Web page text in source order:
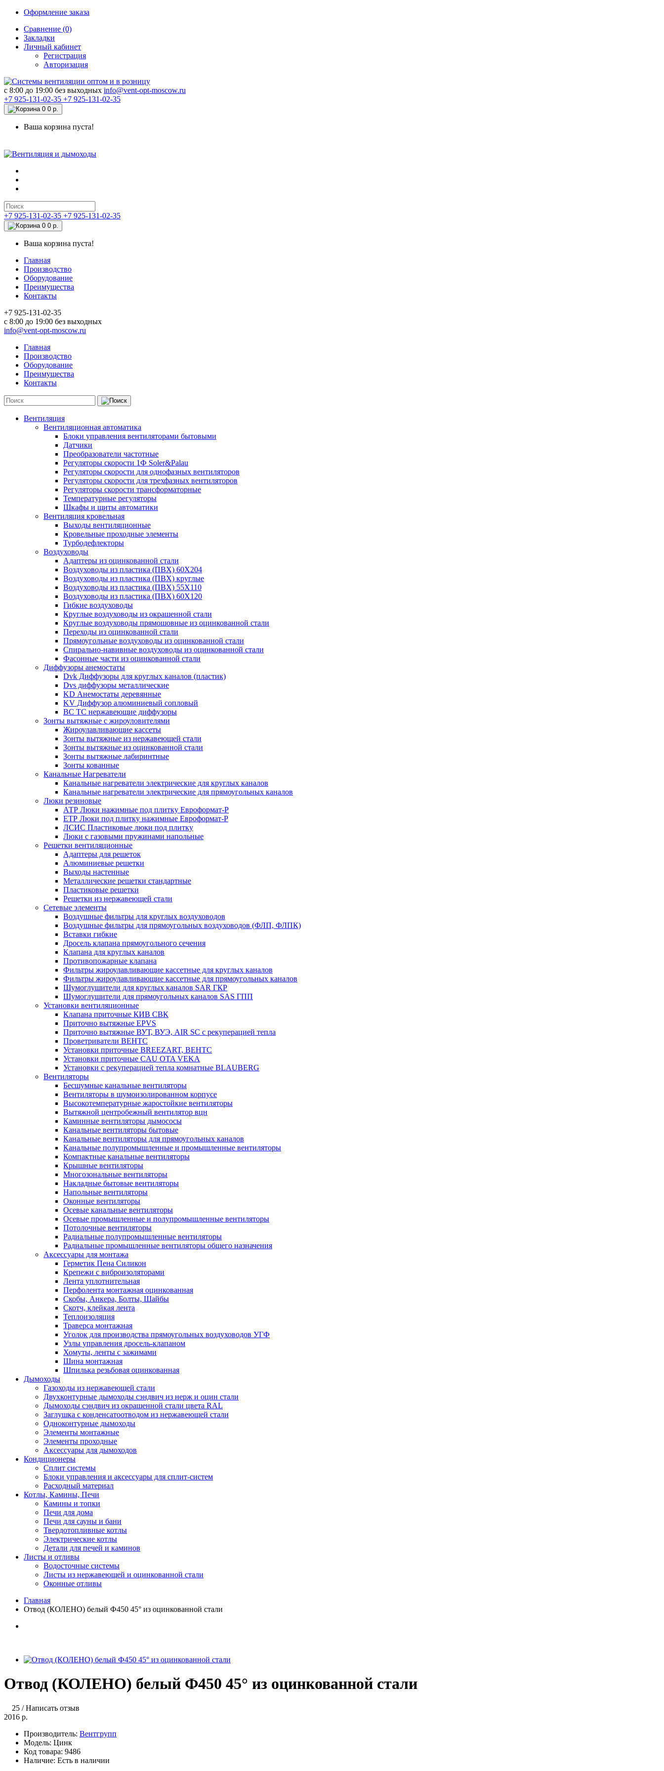
Оформление заказа
Сравнение (0)
Закладки
Личный кабинет
Регистрация
Авторизация
c 8:00 до 19:00 без выходных info@vent-opt-moscow.ru
+7 925-131-02-35 +7 925-131-02-35
0 0 р.
Ваша корзина пуста!
+7 925-131-02-35 +7 925-131-02-35
0 0 р.
Ваша корзина пуста!
Главная
Производство
Оборудование
Преимущества
Контакты
+7 925-131-02-35
c 8:00 до 19:00 без выходных
info@vent-opt-moscow.ru
Главная
Производство
Оборудование
Преимущества
Контакты
Вентиляция
Вентиляционная автоматика
Блоки управления вентиляторами бытовыми
Датчики
Преобразователи частотные
Регуляторы скорости 1Ф Soler&Palau
Регуляторы скорости для однофазных вентиляторов
Регуляторы скорости для трехфазных вентиляторов
Регуляторы скорости трансформаторные
Температурные регуляторы
Шкафы и щиты автоматики
Вентиляция кровельная
Выходы вентиляционные
Кровельные проходные элементы
Турбодефлекторы
Воздуховоды
Адаптеры из оцинкованной стали
Воздуховоды из пластика (ПВХ) 60Х204
Воздуховоды из пластика (ПВХ) круглые
Воздуховоды из пластика (ПВХ) 55Х110
Воздуховоды из пластика (ПВХ) 60Х120
Гибкие воздуховоды
Круглые воздуховоды из окрашенной стали
Круглые воздуховоды прямошовные из оцинкованной стали
Переходы из оцинкованной стали
Прямоугольные воздуховоды из оцинкованной стали
Спирально-навивные воздуховоды из оцинкованной стали
Фасонные части из оцинкованной стали
Диффузоры анемостаты
Dvk Диффузоры для круглых каналов (пластик)
Dvs диффузоры металлические
KD Анемостаты деревянные
KV Диффузор алюминиевый сопловый
ВС ТС нержавеющие диффузоры
Зонты вытяжные с жироуловителями
Жироулавливающие кассеты
Зонты вытяжные из нержавеющей стали
Зонты вытяжные из оцинкованной стали
Зонты вытяжные лабиринтные
Зонты кованные
Канальные Нагреватели
Канальные нагреватели электрические для круглых каналов
Канальные нагреватели электрические для прямоугольных каналов
Люки резиновые
АТР Люки нажимные под плитку Евроформат-Р
ЕТР Люки под плитку нажимные Евроформат-Р
ЛСИС Пластиковые люки под плитку
Люки с газовыми пружинами напольные
Решетки вентиляционные
Адаптеры для решеток
Алюминиевые решетки
Выходы настенные
Металлические решетки стандартные
Пластиковые решетки
Решетки из нержавеющей стали
Сетевые элементы
Воздушные фильтры для круглых воздуховодов
Воздушные фильтры для прямоугольных воздуховодов (ФЛП, ФЛПК)
Вставки гибкие
Дросель клапана прямоугольного сечения
Клапана для круглых каналов
Противопожарные клапана
Фильтры жироулавливающие кассетные для круглых каналов
Фильтры жироулавливающие кассетные для прямоугольных каналов
Шумоглушители для круглых каналов SAR ГКР
Шумоглушители для прямоугольных каналов SAS ГПП
Установки вентиляционные
Клапана приточные КИВ СВК
Приточно вытяжные EPVS
Приточно вытяжные ВУТ, ВУЭ, AIR SC с рекуперацией тепла
Проветриватели ВЕНТС
Установки приточные BREEZART, ВЕНТС
Установки приточные CAU OTA VEKA
Установки с рекуперацией тепла комнатные BLAUBERG
Вентиляторы
Бесшумные канальные вентиляторы
Вентиляторы в шумоизолированном корпусе
Высокотемпературные жаростойкие вентиляторы
Вытяжной центробежный вентилятор вцн
Каминные вентиляторы дымососы
Канальные вентиляторы бытовые
Канальные вентиляторы для прямоугольных каналов
Канальные полупромышленные и промышленные вентиляторы
Компактные канальные вентиляторы
Крышные вентиляторы
Многозональные вентиляторы
Накладные бытовые вентиляторы
Напольные вентиляторы
Оконные вентиляторы
Осевые канальные вентиляторы
Осевые промышленные и полупромышленные вентиляторы
Потолочные вентиляторы
Радиальные полупромышленные вентиляторы
Радиальные промышленные вентиляторы общего назначения
Аксессуары для монтажа
Герметик Пена Силикон
Крепежи с виброизоляторами
Лента уплотнительная
Перфолента монтажная оцинкованная
Скобы, Анкера, Болты, Шайбы
Скотч, клейкая лента
Теплоизоляция
Траверса монтажная
Уголок для производства прямоугольных воздуховодов УГФ
Узлы управления дросель-клапаном
Хомуты, ленты с зажимами
Шина монтажная
Шпилька резьбовая оцинкованная
Дымоходы
Газоходы из нержавеющей стали
Двухконтурные дымоходы сэндвич из нерж и оцин стали
Дымоходы сэндвич из окрашенной стали цвета RAL
Заглушка с конденсатоотводом из нержавеющей стали
Одноконтурные дымоходы
Элементы монтажные
Элементы проходные
Аксессуары для дымоходов
Кондиционеры
Сплит системы
Блоки управления и аксессуары для сплит-систем
Расходный материал
Котлы, Камины, Печи
Камины и топки
Печи для дома
Печи для сауны и бани
Твердотопливные котлы
Электрические котлы
Детали для печей и каминов
Листы и отливы
Водосточные системы
Листы из нержавеющей и оцинкованной стали
Оконные отливы
Главная
Отвод (КОЛЕНО) белый Ф450 45° из оцинкованной стали
Отвод (КОЛЕНО) белый Ф450 45° из оцинкованной стали
25 /Написать отзыв
2016 р.
Производитель: Вентгрупп
Модель: Цинк
Код товара: 9486
Наличие: Есть в наличии